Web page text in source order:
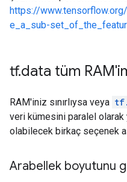
https://
e_a_sub-
tf.data tüm
RAM'iniz sınırlıysa veya
veri kümesini paralel olarak
olabilecek birkaç seçenek
Arabellek boyutunu